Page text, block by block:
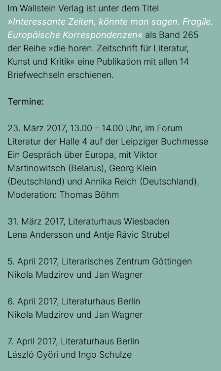
Im Wallstein Verlag ist unter dem Titel
»Interessante Zeiten, könnte man sagen. Fragile.
Europäische Korrespondenzen« als Band 265
der Reihe »die horen. Zeitschrift für Literatur,
Kunst und Kritik« eine Publikation mit allen 14
Briefwechseln erschienen.
Termine:
23. März 2017, 13.00 – 14.00 Uhr, im Forum
Literatur der Halle 4 auf der Leipziger Buchmesse
Ein Gespräch über Europa, mit Viktor
Martinowitsch (Belarus), Georg Klein
(Deutschland) und Annika Reich (Deutschland),
Moderation: Thomas Böhm
31. März 2017, Literaturhaus Wiesbaden
Lena Andersson und Antje Rávic Strubel
5. April 2017, Literarisches Zentrum Göttingen
Nikola Madzirov und Jan Wagner
6. April 2017, Literaturhaus Berlin
Nikola Madzirov und Jan Wagner
7. April 2017, Literaturhaus Berlin
László Györi und Ingo Schulze